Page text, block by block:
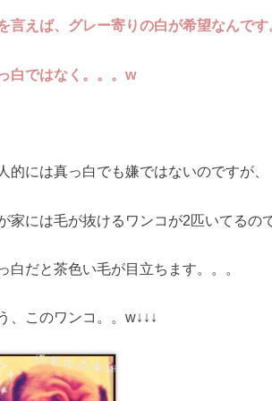
言えば、グレー寄りの白が希望なんです
白ではなく。。。w
的には真っ白でも嫌ではないのですが、
家には毛が抜けるワンコが2匹いてるの
白だと茶色い毛が目立ちます。。。
、このワンコ。。w↓↓↓